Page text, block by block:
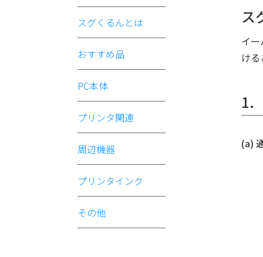
スグくるんとは
おすすめ品
PC本体
プリンタ関連
周辺機器
プリンタインク
その他
ス
イ
け
1.
(a)